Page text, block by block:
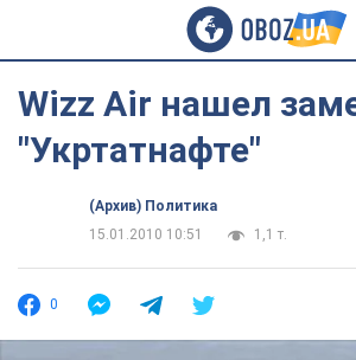
Wizz Air нашел
"Укртатнафте"
(Архив) Политика
15.01.2010 10:51
1,1 т.
0